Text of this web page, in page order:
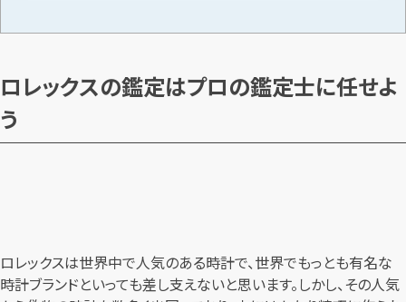
ロレックスの鑑定はプロの鑑定士に任せよ
う
ロレックスは世界中で人気のある時計で、世界でもっとも有名な
時計ブランドといっても差し支えないと思います。しかし、その人気